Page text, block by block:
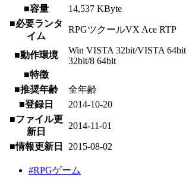
■容量
14,537 KByte
■必要ランタ
イム
RPGツクールVX Ace RTP
■動作環境
Win VISTA 32bit/VISTA
32bit/8 64bit
■特徴
■推奨年齢
全年齢
■登録日
2014-10-20
■ファイル更
新日
2014-11-01
■情報更新日 2015-08-02
#RPGゲーム